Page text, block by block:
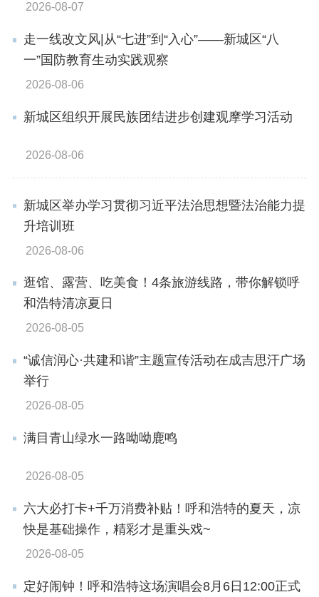
2026-08-07
走一线改文风|从“七进”到“入心”——新城区“八
一”国防教育生动实践观察
2026-08-06
新城区组织开展民族团结进步创建观摩学习活动
2026-08-06
新城区举办学习贯彻习近平法治思想暨法治能力提
升培训班
2026-08-06
逛馆、露营、吃美食！4条旅游线路，带你解锁呼
和浩特清凉夏日
2026-08-05
“诚信润心·共建和谐”主题宣传活动在成吉思汗广场
举行
2026-08-05
满目青山绿水一路呦呦鹿鸣
2026-08-05
六大必打卡+千万消费补贴！呼和浩特的夏天，凉
快是基础操作，精彩才是重头戏~
2026-08-05
定好闹钟！呼和浩特这场演唱会8月6日12:00正式